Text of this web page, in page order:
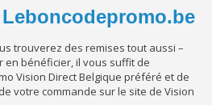
trouverez des remises tout aussi –
en bénéficier, il vous suffit de
Vision Direct Belgique préféré et de
votre commande sur le site de Vision